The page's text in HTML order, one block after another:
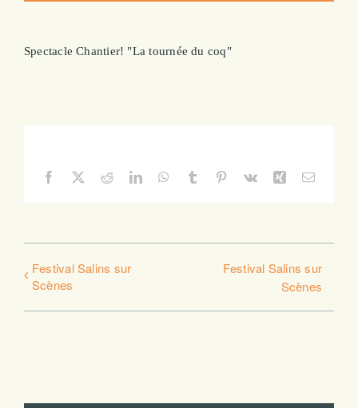
Spectacle Chantier! "La tournée du coq"
Facebook
X RedditLinkedInWhatsApp
Tumblr Pinterest
Vk Xing Email
Festival Salins sur
Scènes
Festival Salins sur
Scènes